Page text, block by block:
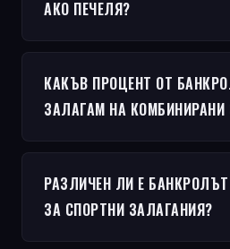
АКО ПЕЧЕЛЯ?
КАКЪВ ПРОЦЕНТ ОТ
ЗАЛАГАМ НА КОМБИНИРАНИ
РАЗЛИЧЕН ЛИ Е
ЗА СПОРТНИ ЗАЛАГАНИЯ?